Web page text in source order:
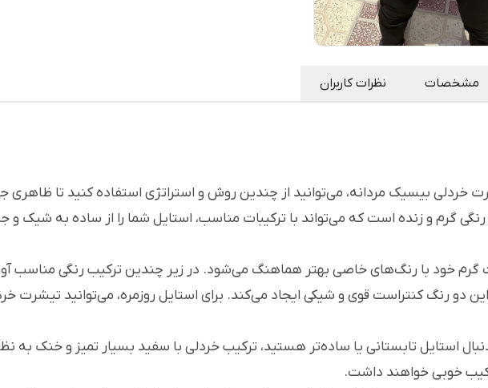
مشخصات نظرات کاربران
خردلی بیسیک مردانه، می‌توانید از چندین روش و استراتژی استفاده کنید تا
گرم و زنده است که می‌تواند با ترکیبات مناسب، استایل شما را از ساده به شیک و
گرم خود با رنگ‌های خاصی بهتر هماهنگ می‌شود. در زیر چندین ترکیب رنگی مناسب
دو رنگ کنتراست قوی و شیکی ایجاد می‌کند. برای استایل روزمره، می‌توانید تیشرت
استایل تابستانی یا ساده‌تر هستید، ترکیب خردلی با سفید بسیار تمیز و خنک
خوبی خواهند داشت.